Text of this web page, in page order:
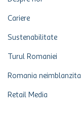
Cariere
Sustenabilitate
Turul Romaniei
Romania neimblanzita
Retail Media